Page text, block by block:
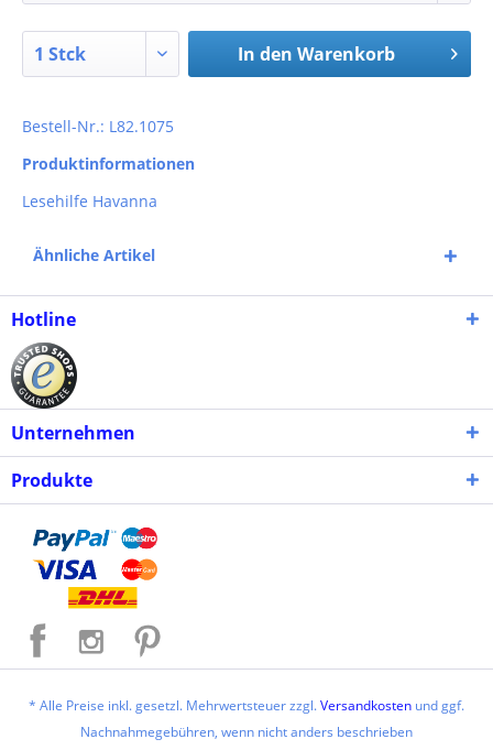
In den Warenkorb
Bestell-Nr.: L82.1075
Produktinformationen
Lesehilfe Havanna
Ähnliche Artikel
Hotline
Unternehmen
Produkte
* Alle Preise inkl. gesetzl. Mehrwertsteuer zzgl.Versandkosten und ggf.
Nachnahmegebühren, wenn nicht anders beschrieben